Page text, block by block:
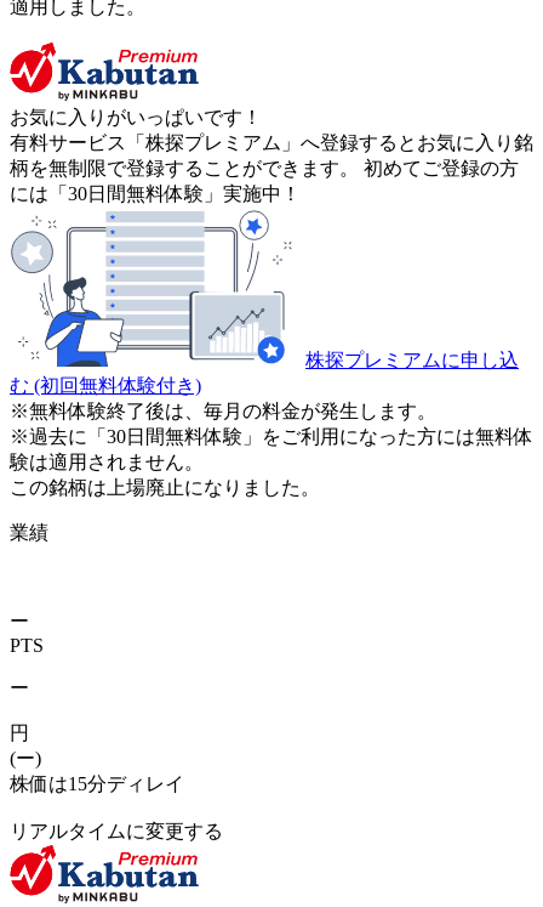
適用しました。
お気に入りがいっぱいです！
有料サービス「株探プレミアム」へ登録するとお気に入り銘
柄を無制限で登録することができます。 初めてご登録の方
には「30日間無料体験」実施中！
株探プレミアムに申し込
む (初回無料体験付き)
※無料体験終了後は、毎月の料金が発生します。
※過去に「30日間無料体験」をご利用になった方には無料体
験は適用されません。
この銘柄は上場廃止になりました。
業績
ー
PTS
ー
円
(ー)
株価は15分ディレイ
リアルタイムに変更する